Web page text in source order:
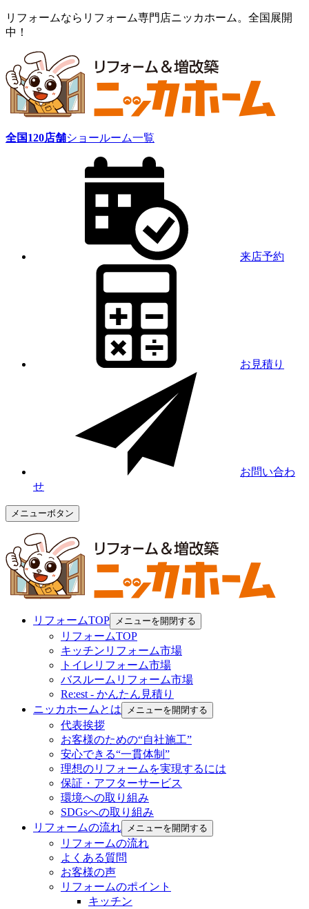
リフォームならリフォーム専門店ニッカホーム。全国展開
中！
全国120店舗ショールーム一覧
来店予約
お見積り
お問い合わ
せ
メニューボタン
リフォームTOP メニューを開閉する
リフォームTOP
キッチンリフォーム市場
トイレリフォーム市場
バスルームリフォーム市場
Re:est - かんたん見積り
ニッカホームとは
メニューを開閉する
代表挨拶
お客様のための“自社施工”
安心できる“一貫体制”
理想のリフォームを実現するには
保証・アフターサービス
環境への取り組み
SDGsへの取り組み
リフォームの流れ
メニューを開閉する
リフォームの流れ
よくある質問
お客様の声
リフォームのポイント
キッチン